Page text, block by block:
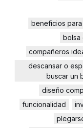
beneficios
bolsa
compañeros
descansar o
buscar un
diseño
funcionalidad